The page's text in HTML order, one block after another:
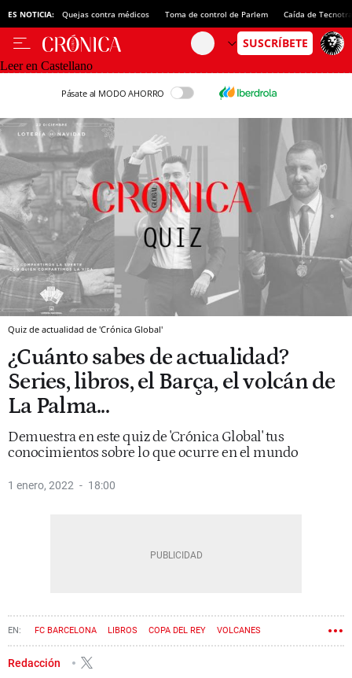
ES NOTICIA: Quejas contra médicos Toma de control de Parlem Caída de
Leer en Castellano
Pásate al MODO AHORRO
Quiz de actualidad de 'Crónica Global'
¿Cuánto sabes de actualidad?
Series, libros, el Barça, el volcán de
La Palma...
Demuestra en este quiz de 'Crónica Global' tus
conocimientos sobre lo que ocurre en el mundo
1 enero, 2022 18:00
FC BARCELONA LIBROS COPA DEL REY VOLCANES
Redacción